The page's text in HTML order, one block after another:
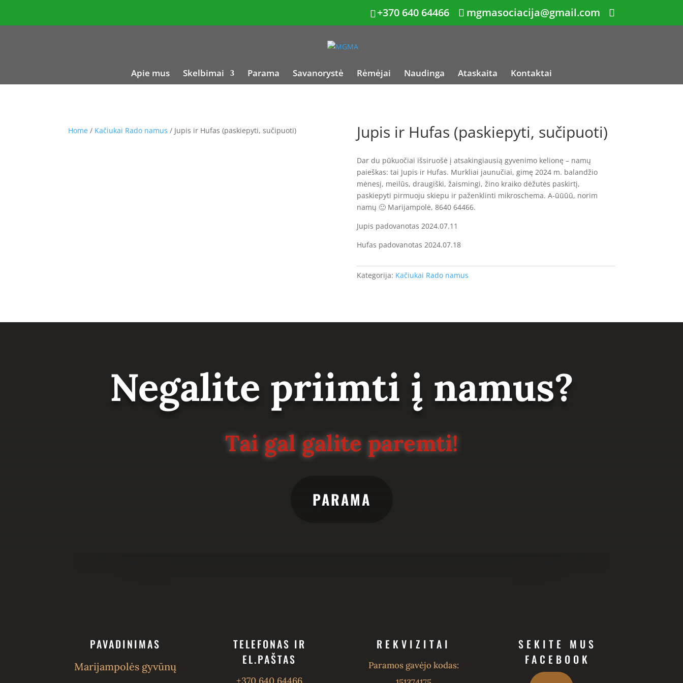
+370 640 64466 mgmasociacija@gmail.com
Apie mus Skelbimai Parama Savanorystė Rėmėjai Naudinga Ataskaita Kontaktai
Home / Kačiukai Rado namus / Jupis ir Hufas (paskiepyti, sučipuoti) Jupis ir Hufas (paskiepyti, sučipuoti)
Dar du pūkuočiai išsiruošė į atsakingiausią gyvenimo kelionę – namų
paieškas: tai Jupis ir Hufas. Murkliai jaunučiai, gimę 2024 m. balandžio
mėnesį, meilūs, draugiški, žaismingi, žino kraiko dėžutės paskirtį,
paskiepyti pirmuoju skiepu ir paženklinti mikroschema. A-ūūūū, norim
namų 🙂 Marijampolė, 8640 64466.
Jupis padovanotas 2024.07.11
Hufas padovanotas 2024.07.18
Kategorija: Kačiukai Rado namus
Negalite priimti į namus?
Tai gal galite paremti!
PARAMA
PAVADINIMAS
Marijampolės gyvūnų
TELEFONAS IR
EL.PAŠTAS
+370 640 64466
REKVIZITAI
Paramos gavėjo kodas:
SEKITE MUS
FACEBOOK